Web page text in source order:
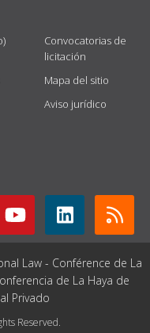
Convocatorias de
licitación
Mapa del sitio
Aviso jurídico
Law - Conférence de La
de La Haya de
Privado
Reserved.